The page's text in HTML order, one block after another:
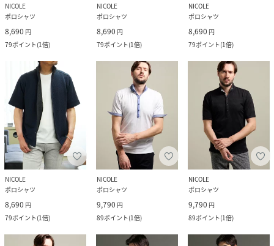
NICOLE
ポロシャツ
8,690 円
79ポイント(1倍)
NICOLE
ポロシャツ
8,690 円
79ポイント(1倍)
NICOLE
ポロシャツ
8,690 円
79ポイント(1倍)
NICOLE
ポロシャツ
8,690 円
79ポイント(1倍)
NICOLE
ポロシャツ
9,790 円
89ポイント(1倍)
NICOLE
ポロシャツ
9,790 円
89ポイント(1倍)